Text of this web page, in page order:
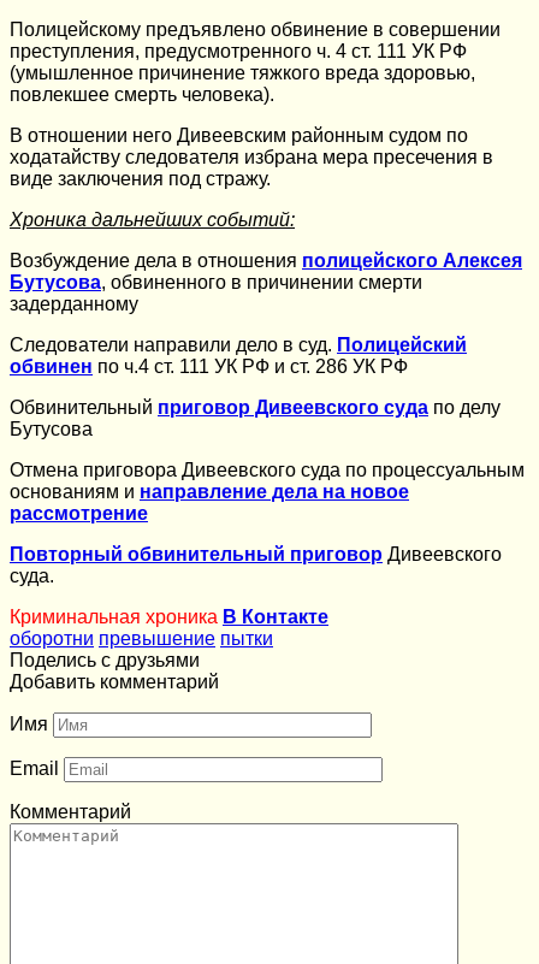
Полицейскому предъявлено обвинение в совершении
преступления, предусмотренного ч. 4 ст. 111 УК РФ
(умышленное причинение тяжкого вреда здоровью,
повлекшее смерть человека).
В отношении него Дивеевским районным судом по
ходатайству следователя избрана мера пресечения в
виде заключения под стражу.
Хроника дальнейших событий:
Возбуждение дела в отношения полицейского Алексея
Бутусова, обвиненного в причинении смерти
задерданному
Следователи направили дело в суд. Полицейский
обвинен по ч.4 ст. 111 УК РФ и ст. 286 УК РФ
Обвинительный приговор Дивеевского суда по делу
Бутусова
Отмена приговора Дивеевского суда по процессуальным
основаниям и направление дела на новое
рассмотрение
Повторный обвинительный приговор Дивеевского
суда.
Криминальная хроника В Контакте
оборотни превышение пытки
Поделись с друзьями
Добавить комментарий
Имя
Email
Комментарий